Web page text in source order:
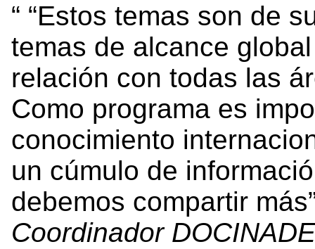
“Estos temas son de
temas de alcance
relación con todas las
Como programa es
conocimiento
un cúmulo de
debemos compartir
Coordinador